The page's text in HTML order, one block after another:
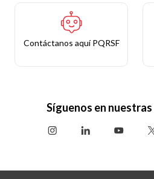
Contáctanos aquí PQRSF
Síguenos en